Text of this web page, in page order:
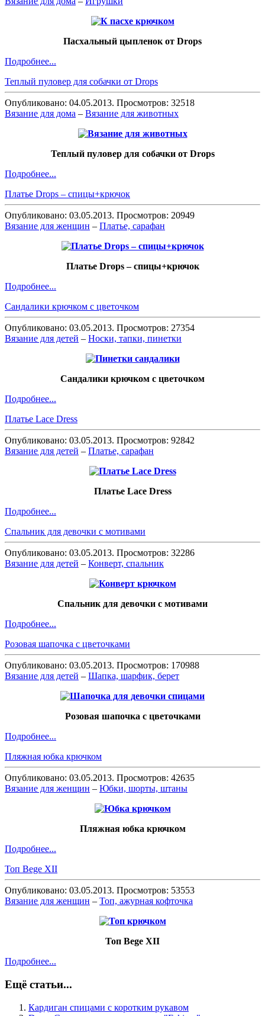
Пасхальный цыпленок от Drops
Подробнее...
Теплый пуловер для собачки от Drops
Опубликовано: 04.05.2013. Просмотров: 32518
Вязание для дома – Вязание для животных
Теплый пуловер для собачки от Drops
Подробнее...
Платье Drops – спицы+крючок
Опубликовано: 03.05.2013. Просмотров: 20949
Вязание для женщин – Платье, сарафан
Платье Drops – спицы+крючок
Подробнее...
Сандалики крючком с цветочком
Опубликовано: 03.05.2013. Просмотров: 27354
Вязание для детей – Носки, тапки, пинетки
Сандалики крючком с цветочком
Подробнее...
Платье Lace Dress
Опубликовано: 03.05.2013. Просмотров: 92842
Вязание для детей – Платье, сарафан
Платье Lace Dress
Подробнее...
Спальник для девочки с мотивами
Опубликовано: 03.05.2013. Просмотров: 32286
Вязание для детей – Конверт, спальник
Спальник для девочки с мотивами
Подробнее...
Розовая шапочка с цветочками
Опубликовано: 03.05.2013. Просмотров: 170988
Вязание для детей – Шапка, шарфик, берет
Розовая шапочка с цветочками
Подробнее...
Пляжная юбка крючком
Опубликовано: 03.05.2013. Просмотров: 42635
Вязание для женщин – Юбки, шорты, штаны
Пляжная юбка крючком
Подробнее...
Топ Bege XII
Опубликовано: 03.05.2013. Просмотров: 53553
Вязание для женщин – Топ, ажурная кофточка
Топ Bege XII
Подробнее...
Ещё статьи...
Кардиган спицами с коротким рукавом